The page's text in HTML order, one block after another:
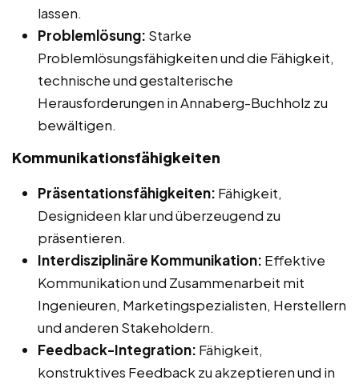
lassen.
Problemlösung: Starke
Problemlösungsfähigkeiten und die Fähigkeit,
technische und gestalterische
Herausforderungen in Annaberg-Buchholz zu
bewältigen.
Kommunikationsfähigkeiten
Präsentationsfähigkeiten: Fähigkeit,
Designideen klar und überzeugend zu
präsentieren.
Interdisziplinäre Kommunikation: Effektive
Kommunikation und Zusammenarbeit mit
Ingenieuren, Marketingspezialisten, Herstellern
und anderen Stakeholdern.
Feedback-Integration: Fähigkeit,
konstruktives Feedback zu akzeptieren und in